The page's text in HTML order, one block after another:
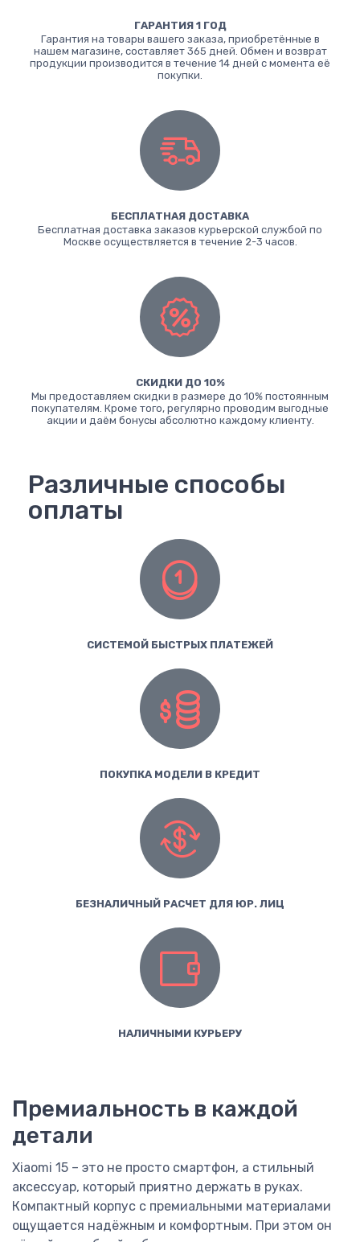
ГАРАНТИЯ 1 ГОД
Гарантия на товары вашего заказа, приобретённые в
нашем магазине, составляет 365 дней. Обмен и возврат
продукции производится в течение 14 дней с момента её
покупки.
БЕСПЛАТНАЯ ДОСТАВКА
Бесплатная доставка заказов курьерской службой по
Москве осуществляется в течение 2-3 часов.
СКИДКИ ДО 10%
Мы предоставляем скидки в размере до 10% постоянным
покупателям. Кроме того, регулярно проводим выгодные
акции и даём бонусы абсолютно каждому клиенту.
Различные способы
оплаты
СИСТЕМОЙ БЫСТРЫХ ПЛАТЕЖЕЙ
ПОКУПКА МОДЕЛИ В КРЕДИТ
БЕЗНАЛИЧНЫЙ РАСЧЕТ ДЛЯ ЮР. ЛИЦ
НАЛИЧНЫМИ КУРЬЕРУ
Премиальность в каждой
детали
Xiaomi 15 – это не просто смартфон, а стильный
аксессуар, который приятно держать в руках.
Компактный корпус с премиальными материалами
ощущается надёжным и комфортным. При этом он